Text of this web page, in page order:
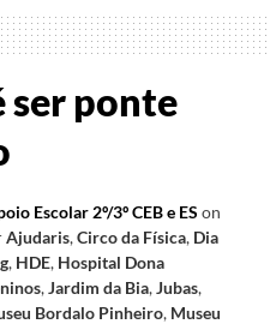
ser ponte
Escolar 2º/3º CEB e ES on
Ajudaris,Circo da Física, Dia
, HDE, Hospital Dona
,Jardim da Bia,Jubas,
Bordalo Pinheiro, Museu